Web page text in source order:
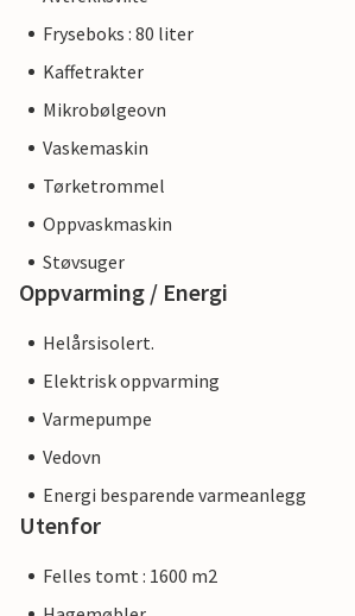
Fryseboks : 80 liter
Kaffetrakter
Mikrobølgeovn
Vaskemaskin
Tørketrommel
Oppvaskmaskin
Støvsuger
Oppvarming / Energi
Helårsisolert.
Elektrisk oppvarming
Varmepumpe
Vedovn
Energi besparende varmeanlegg
Utenfor
Felles tomt : 1600 m2